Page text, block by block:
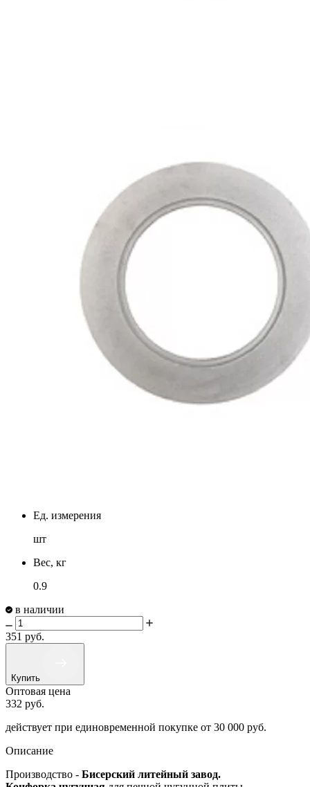
Ед. измерения
шт
Вес, кг
0.9
в наличии
351 руб.
Купить
Оптовая цена
332 руб.
действует при единовременной покупке от 30 000 руб.
Описание
Производство - Бисерский литейный завод.